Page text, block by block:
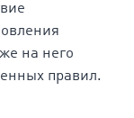
на него
правил.